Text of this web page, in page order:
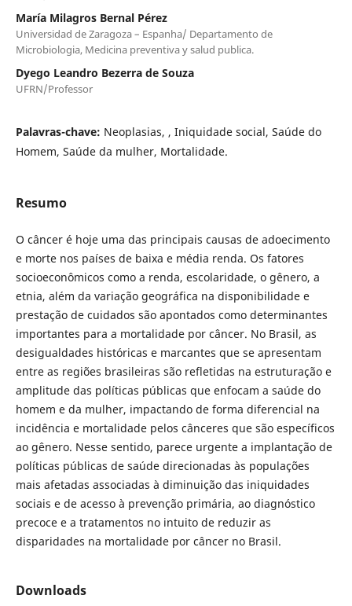
María Milagros Bernal Pérez
Universidad de Zaragoza – Espanha/ Departamento de
Microbiologia, Medicina preventiva y salud publica.
Dyego Leandro Bezerra de Souza
UFRN/Professor
Palavras-chave: Neoplasias, , Iniquidade social, Saúde do
Homem, Saúde da mulher, Mortalidade.
Resumo
O câncer é hoje uma das principais causas de adoecimento
e morte nos países de baixa e média renda. Os fatores
socioeconômicos como a renda, escolaridade, o gênero, a
etnia, além da variação geográfica na disponibilidade e
prestação de cuidados são apontados como determinantes
importantes para a mortalidade por câncer. No Brasil, as
desigualdades históricas e marcantes que se apresentam
entre as regiões brasileiras são refletidas na estruturação e
amplitude das políticas públicas que enfocam a saúde do
homem e da mulher, impactando de forma diferencial na
incidência e mortalidade pelos cânceres que são específicos
ao gênero. Nesse sentido, parece urgente a implantação de
políticas públicas de saúde direcionadas às populações
mais afetadas associadas à diminuição das iniquidades
sociais e de acesso à prevenção primária, ao diagnóstico
precoce e a tratamentos no intuito de reduzir as
disparidades na mortalidade por câncer no Brasil.
Downloads